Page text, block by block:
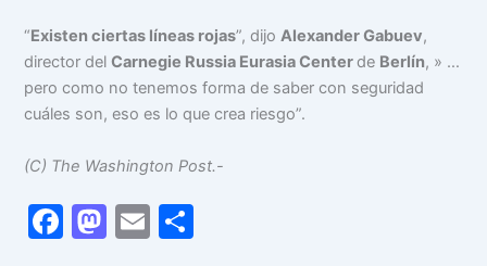
“Existen ciertas líneas rojas”, dijoAlexander Gabuev,
director delCarnegie Russia Eurasia Center de Berlín, » …
pero como no tenemos forma de saber con seguridad
cuáles son, eso es lo que crea riesgo”.
(C) The Washington Post.-
F
M E